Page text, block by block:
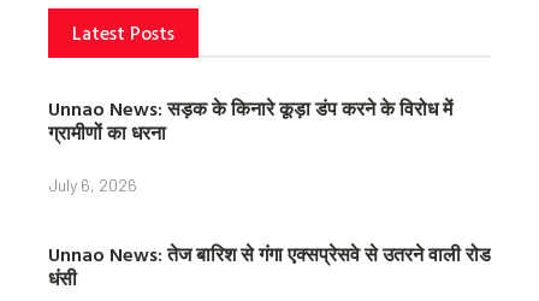
Latest Posts
Unnao News: सड़क के किनारे कूड़ा डंप करने के विरोध में
ग्रामीणों का धरना
July 6, 2026
Unnao News: तेज बारिश से गंगा एक्सप्रेसवे से उतरने वाली रोड
धंसी